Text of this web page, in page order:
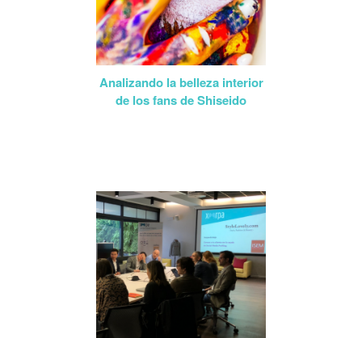
Analizando la belleza interior
de los fans de Shiseido